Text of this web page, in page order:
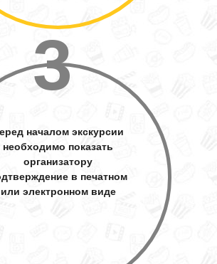
3
началом экскурсии
необходимо показать
организатору
в печатном
или электронном виде